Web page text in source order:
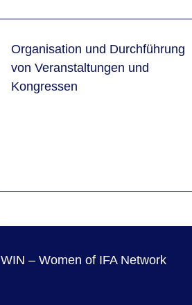
Organisation und Durchführung
von Veranstaltungen und
Kongressen
WIN – Women of IFA Network